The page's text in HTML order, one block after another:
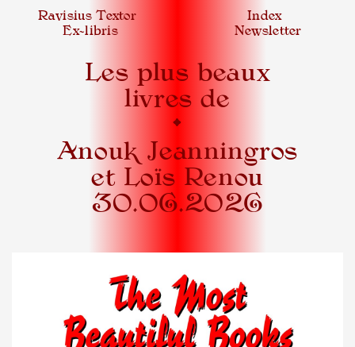
Ravisius Textor
Index
Ex-libris
Newsletter
Les plus beaux
livres de
•
Anouk Jeanningros
et Loïs Renou
30.06.2026